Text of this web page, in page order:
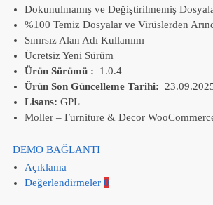
Dokunulmamış ve Değiştirilmemiş
%100 Temiz Dosyalar ve Virüslerden
Sınırsız Alan Adı Kullanımı
Ücretsiz Yeni Sürüm
Ürün Sürümü : 1.0.4
Ürün Son Güncelleme Tarihi:
Lisans: GPL
Moller – Furniture & Decor
DEMO BAĞLANTI
Açıklama
Değerlendirmeler 0